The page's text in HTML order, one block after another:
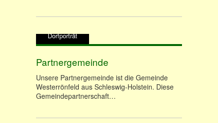
Dorfporträt
Partnergemeinde
Unsere Partnergemeinde ist die Gemeinde
Westerrönfeld aus Schleswig-Holstein. Diese
Gemeindepartnerschaft…